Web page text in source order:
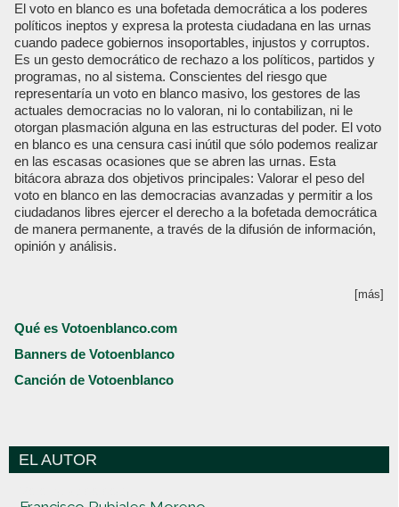
El voto en blanco es una bofetada democrática a los poderes
políticos ineptos y expresa la protesta ciudadana en las urnas
cuando padece gobiernos insoportables, injustos y corruptos.
Es un gesto democrático de rechazo a los políticos, partidos y
programas, no al sistema. Conscientes del riesgo que
representaría un voto en blanco masivo, los gestores de las
actuales democracias no lo valoran, ni lo contabilizan, ni le
otorgan plasmación alguna en las estructuras del poder. El voto
en blanco es una censura casi inútil que sólo podemos realizar
en las escasas ocasiones que se abren las urnas. Esta
bitácora abraza dos objetivos principales: Valorar el peso del
voto en blanco en las democracias avanzadas y permitir a los
ciudadanos libres ejercer el derecho a la bofetada democrática
de manera permanente, a través de la difusión de información,
opinión y análisis.
[más]
Qué es Votoenblanco.com
Banners de Votoenblanco
Canción de Votoenblanco
EL AUTOR